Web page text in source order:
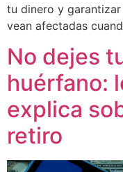
tu dinero y
vean afectadas
No dejes
huérfano:
explica
retiro